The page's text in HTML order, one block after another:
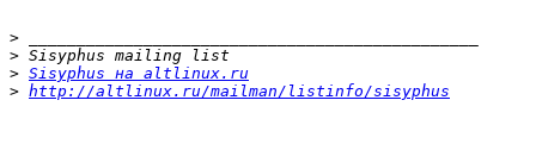
>
>
> Sisyphus на altlinux.ru
> http://altlinux.ru/mailman/listinfo/sisyphus